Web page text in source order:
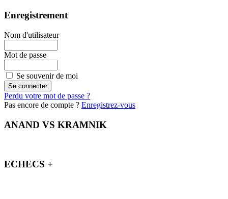
Enregistrement
Nom d'utilisateur
Mot de passe
Se souvenir de moi
Perdu votre mot de passe ?
Pas encore de compte ? Enregistrez-vous
ANAND VS KRAMNIK
ECHECS +